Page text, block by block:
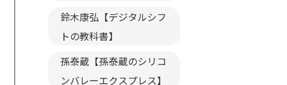
鈴木康弘【デジタルシフ
トの教科書】
孫泰蔵【孫泰蔵のシリコ
ンバレーエクスプレス】